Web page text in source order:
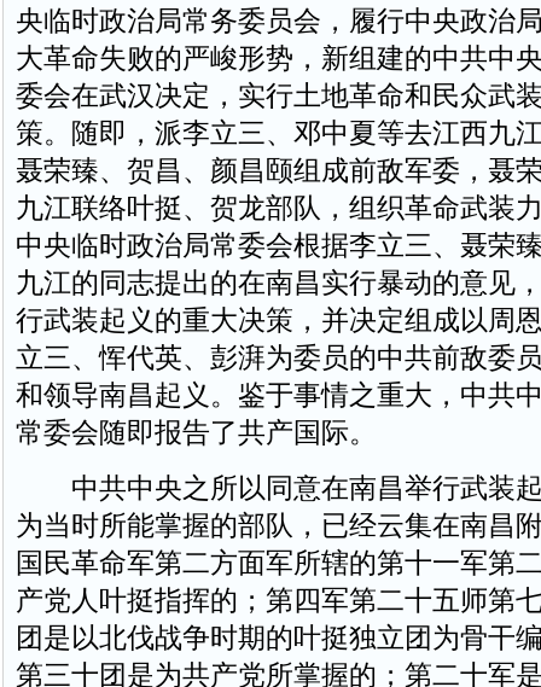
央临时政治局常务委员会，履行中央政治
大革命失败的严峻形势，新组建的中共中
委会在武汉决定，实行土地革命和民众武
策。随即，派李立三、邓中夏等去江西九
聂荣臻、贺昌、颜昌颐组成前敌军委，聂
九江联络叶挺、贺龙部队，组织革命武装
中央临时政治局常委会根据李立三、聂荣
九江的同志提出的在南昌实行暴动的意见
行武装起义的重大决策，并决定组成以周
立三、恽代英、彭湃为委员的中共前敌委
和领导南昌起义。鉴于事情之重大，中共
常委会随即报告了共产国际。
中共中央之所以同意在南昌举行武装
为当时所能掌握的部队，已经云集在南昌
国民革命军第二方面军所辖的第十一军第
产党人叶挺指挥的；第四军第二十五师第
团是以北伐战争时期的叶挺独立团为骨干
第三十团是为共产党所掌握的；第二十军